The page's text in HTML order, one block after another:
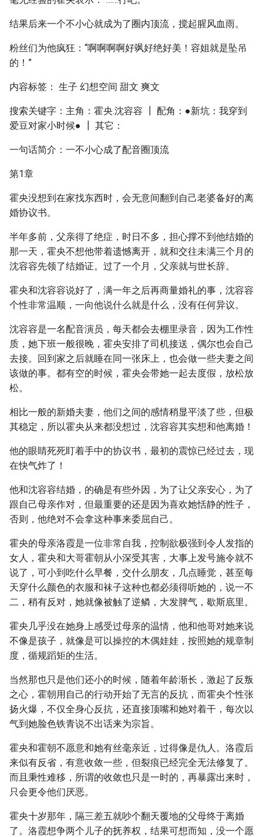
结果后来一个不小心就成为了圈内顶流，搅起腥风血雨。
粉丝们为他疯狂：“啊啊啊啊好飒好绝好美！容姐就是坠吊
的！”
内容标签： 生子 幻想空间 甜文 爽文
搜索关键字：主角：霍央.沈容容 ┃ 配角：●新坑：我穿到
爱豆对家小时候● ┃ 其它：
一句话简介：一不小心成了配音圈顶流
第1章
霍央没想到在家找东西时，会无意间翻到自己老婆备好的离
婚协议书。
半年多前，父亲得了绝症，时日不多，担心撑不到他结婚的
那一天，霍央不想他带着遗憾离开，就和交往未满三个月的
沈容容先领了结婚证。过了一个月，父亲就与世长辞。
霍央和沈容容说好了，满一年之后再商量婚礼的事，沈容容
个性非常温顺，一向他说什么就是什么，没有任何异议。
沈容容是一名配音演员，每天都会去棚里录音，因为工作性
质，她下班一般很晚，霍央安排了司机接送，偶尔也会自己
去接。回到家之后就睡在同一张床上，也会做一些夫妻之间
该做的事。都有空的时候，霍央会带她一起去度假，放松放
松。
相比一般的新婚夫妻，他们之间的感情稍显平淡了些，但极
其稳定，所以霍央从来都没想过，沈容容其实想和他离婚！
他的眼睛死死盯着手中的协议书，最初的震惊已经过去，现
在快气炸了！
他和沈容容结婚，的确是有些外因，为了让父亲安心，为了
跟自己母亲作对，但最重要的还是因为喜欢她恬静的性子，
否则，他绝对不会拿这种事来委屈自己。
霍央的母亲洛霞是一位非常自我，控制欲极强到令人发指的
女人，霍央和大哥霍朝从小深受其害，大事上发号施令就不
说了，可小到吃什么早餐，交什么朋友，几点睡觉，甚至每
天穿什么颜色的衣服和袜子这种也都必须得听她的，说一不
二，稍有反对，她就像被触了逆鳞，大发脾气，歇斯底里。
霍央几乎没在她身上感受过母亲的温情，他和他哥对她来说
不像是孩子，就像是可以操控的木偶娃娃，按照她的规章制
度，循规蹈矩的生活。
当然那也只是他们还小的时候，随着年龄渐长，激起了反叛
之心，霍朝用自己的行动开始了无言的反抗，而霍央个性张
扬火爆，不仅全身心反抗，还直接顶嘴和她对着干，每次以
气到她脸色铁青说不出话来为宗旨。
霍央和霍朝不愿意和她有丝毫亲近，过得像是仇人。洛霞后
来似有反省，有意收敛一些，但裂痕已经完全无法修复了。
而且秉性难移，所谓的收敛也只是一时的，再暴露出来时，
只会更令他们厌恶。
霍央十岁那年，隔三差五就吵个翻天覆地的父母终于离婚
了。洛霞想争两个儿子的抚养权，结果可想而知，没一个愿